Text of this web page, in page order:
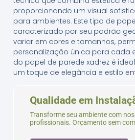
proporcionando um visual
para ambientes. Este tipo de
caracterizado por seu padrão
variar em cores e tamanhos,
personalização única para cada
do papel de parede xadrez é
um toque de elegância e estilo
Qualidade em
Transforme seu ambiente com
profissionais. Orçamento sem